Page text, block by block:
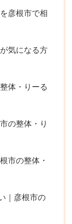
彦根市で相
気になる方
体・りーる
の整体・り
市の整体・
｜彦根市の